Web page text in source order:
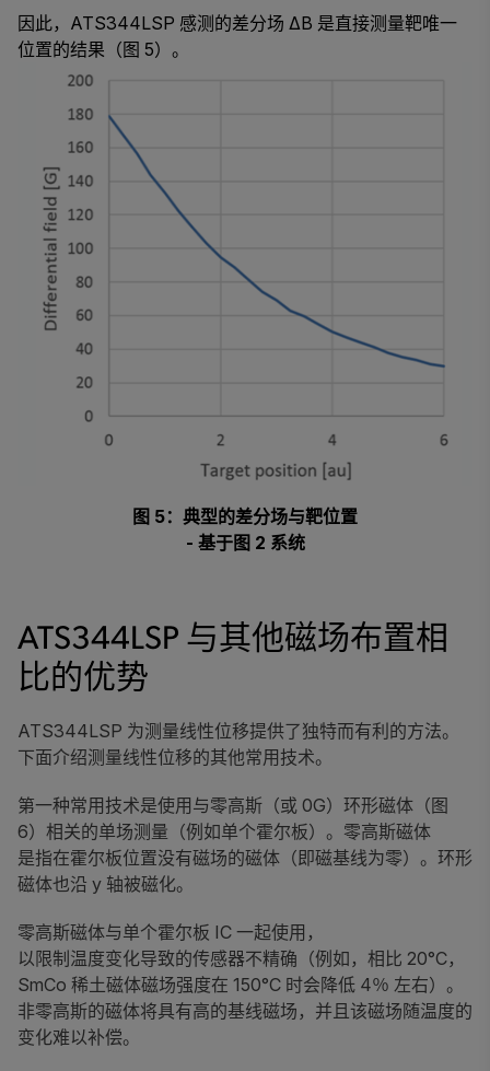
因此，ATS344LSP 感测的差分场 ΔB 是直接测量靶唯一
位置的结果（图 5）。
图 5：典型的差分场与靶位置
- 基于图 2 系统
ATS344LSP 与其他磁场布置相
比的优势
ATS344LSP 为测量线性位移提供了独特而有利的方法。
下面介绍测量线性位移的其他常用技术。
第一种常用技术是使用与零高斯（或 0G）环形磁体（图
6）相关的单场测量（例如单个霍尔板）。零高斯磁体
是指在霍尔板位置没有磁场的磁体（即磁基线为零）。环形
磁体也沿 y 轴被磁化。
零高斯磁体与单个霍尔板 IC 一起使用，
以限制温度变化导致的传感器不精确（例如，相比 20°C，
SmCo 稀土磁体磁场强度在 150°C 时会降低 4％ 左右）。
非零高斯的磁体将具有高的基线磁场，并且该磁场随温度的
变化难以补偿。